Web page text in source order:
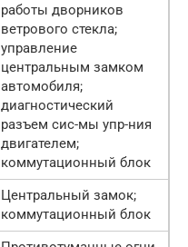
работы дворников
ветрового стекла;
управление
центральным замком
автомобиля;
диагностический
разъем сис-мы упр-ния
двигателем;
коммутационный блок
Центральный замок;
коммутационный блок